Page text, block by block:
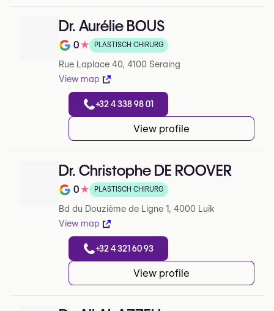
Dr. Aurélie BOUS
Note de 0 sur 5 sur Google
0★ PLASTISCH CHIRURG
Rue Laplace 40, 4100 Seraing
View map
+32 4 338 98 01
View profile
Dr. Christophe DE ROOVER
Note de 0 sur 5 sur Google
0★ PLASTISCH CHIRURG
Bd du Douzième de Ligne 1, 4000 Luik
View map
+32 4 321 60 93
View profile